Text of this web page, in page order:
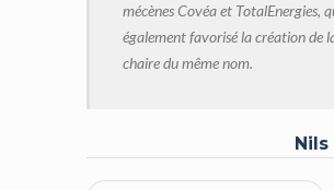
mécènes Covéa et TotalEnergies,
également favorisé la création de
chairedu même nom.